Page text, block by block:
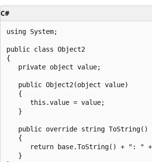
C#
using System;
public class Object2
{
   private object value;
   public Object2(object value)
   {
      this.value = value;
   }
   public override string ToString()
   {
return base.ToString() + ": "
   }